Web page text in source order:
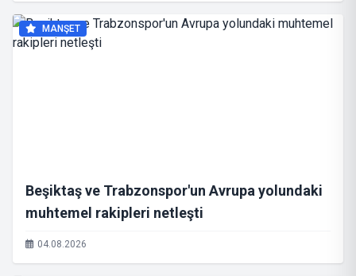
MANŞET
Beşiktaş ve Trabzonspor'un Avrupa yolundaki
muhtemel rakipleri netleşti
04.08.2026